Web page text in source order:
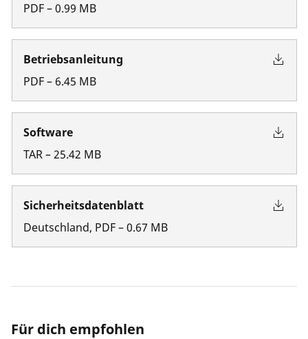
PDF–0.99 MB
Betriebsanleitung
PDF– 6.45 MB
Software
TAR–25.42 MB
Sicherheitsdatenblatt
Deutschland, PDF–0.67 MB
Für dich empfohlen